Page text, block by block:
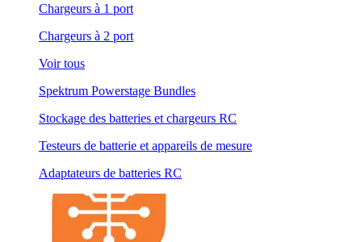
Chargeurs à 1 port
Chargeurs à 2 port
Voir tous
Spektrum Powerstage Bundles
Stockage des batteries et chargeurs RC
Testeurs de batterie et appareils de mesure
Adaptateurs de batteries RC